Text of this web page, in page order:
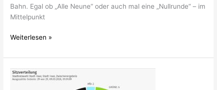
Bahn. Egal ob „Alle Neune“ oder auch mal eine „Nullrunde“ – im
Mittelpunkt
Weiterlesen »
Starkes